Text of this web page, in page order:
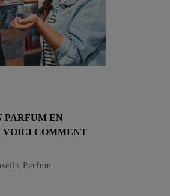
PARFUM EN
VOICI COMMENT
Parfum